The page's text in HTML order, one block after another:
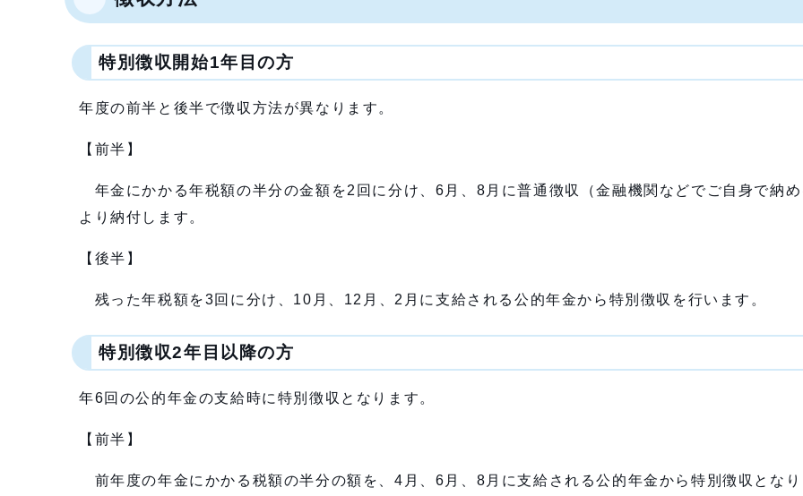
特別徴収開始1年目の方
年度の前半と後半で徴収方法が異なります。
【前半】
年金にかかる年税額の半分の金額を2回に分け、6月、8月に普通徴収（金融機関などでご自身で納め
より納付します。
【後半】
残った年税額を3回に分け、10月、12月、2月に支給される公的年金から特別徴収を行います。
特別徴収2年目以降の方
年6回の公的年金の支給時に特別徴収となります。
【前半】
前年度の年金にかかる税額の半分の額を、4月、6月、8月に支給される公的年金から特別徴収となり